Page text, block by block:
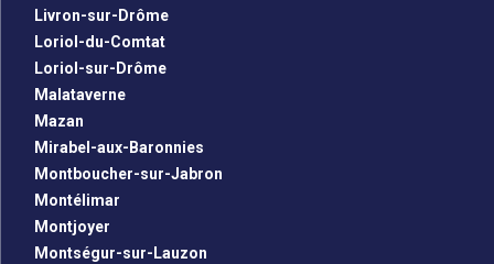
Livron-sur-Drôme
Loriol-du-Comtat
Loriol-sur-Drôme
Malataverne
Mazan
Mirabel-aux-Baronnies
Montboucher-sur-Jabron
Montélimar
Montjoyer
Montségur-sur-Lauzon